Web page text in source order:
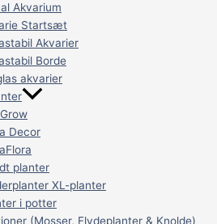
Akvarium
Startsæt
Akvarier
Borde
akvarier
Decor
planter
XL-planter
i potter
(Mosser, Flydeplanter & Knolde)